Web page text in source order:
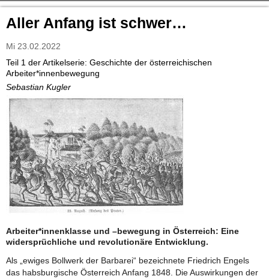
Aller Anfang ist schwer…
Mi 23.02.2022
Teil 1 der Artikelserie: Geschichte der österreichischen
Arbeiter*innenbewegung
Sebastian Kugler
Arbeiter*innenklasse und –bewegung in Österreich: Eine
widersprüchliche und revolutionäre Entwicklung.
Als „ewiges Bollwerk der Barbarei“ bezeichnete Friedrich Engels
das habsburgische Österreich Anfang 1848. Die Auswirkungen der